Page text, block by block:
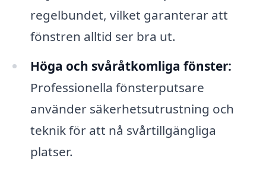
regelbundet, vilket garanterar att
fönstren alltid ser bra ut.
Höga och svåråtkomliga fönster:
Professionella fönsterputsare
använder säkerhetsutrustning och
teknik för att nå svårtillgängliga
platser.